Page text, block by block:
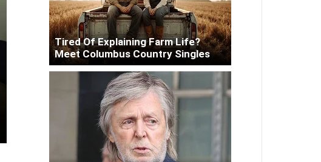
Tired Of Explaining Farm Life?
Meet Columbus Country Singles